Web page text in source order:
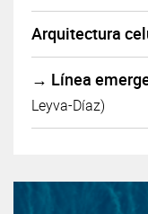
Arquitectura
→ Línea
Leyva-Díaz)